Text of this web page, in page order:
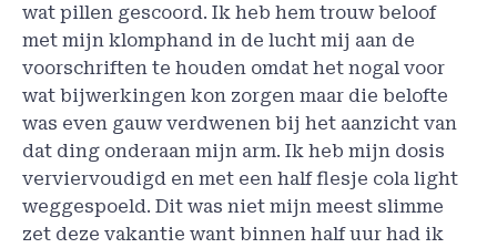
wat pillen gescoord. Ik heb hem trouw beloof
met mijn klomphand in de lucht mij aan de
voorschriften te houden omdat het nogal voor
wat bijwerkingen kon zorgen maar die belofte
was even gauw verdwenen bij het aanzicht van
dat ding onderaan mijn arm. Ik heb mijn dosis
verviervoudigd en met een half flesje cola light
weggespoeld. Dit was niet mijn meest slimme
zet deze vakantie want binnen half uur had ik